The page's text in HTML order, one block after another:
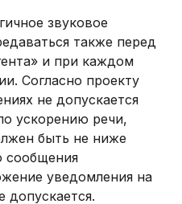
звуковое
также перед
и при каждом
Согласно проекту
не допускается
ускорению речи,
быть не ниже
сообщения
уведомления на